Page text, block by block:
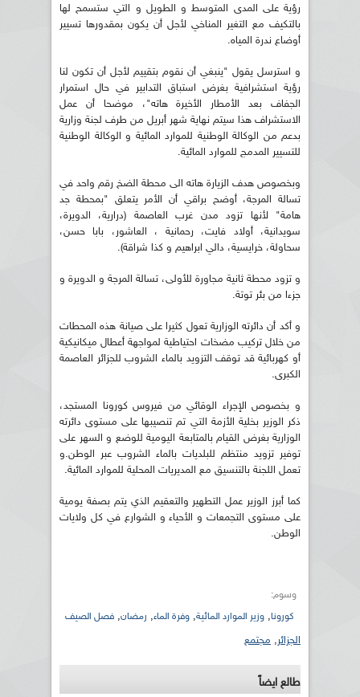
رؤية على المدى المتوسط و الطويل و التي ستسمح لها
بالتكيف مع التغير المناخي لأجل أن يكون بمقدورها تسيير
أوضاع ندرة المياه.
و استرسل يقول "ينبغي أن نقوم بتقييم لأجل أن تكون لنا
رؤية استشرافية بغرض استباق التدابير في حال استمرار
الجفاف بعد الأمطار الأخيرة هاته"، موضحا أن عمل
الاستشراف هذا سيتم نهاية شهر أبريل من طرف لجنة وزارية
بدعم من الوكالة الوطنية للموارد المائية و الوكالة الوطنية
للتسيير المدمج للموارد المائية.
وبخصوص هدف الزيارة هاته الى محطة الضخ رقم واحد في
تسالة المرجة، أوضح براقي أن الأمر يتعلق "بمحطة جد
هامة" لأنها تزود مدن غرب العاصمة (درارية، الدويرة،
سويدانية، أولاد فايت، رحمانية ، العاشور، بابا حسن،
سحاولة، خرايسية، دالي ابراهيم و كذا شراقة).
و تزود محطة ثانية مجاورة للأولى، تسالة المرجة و الدويرة و
جزءا من بئر توتة.
و أكد أن دائرته الوزارية تعول كثيرا على صيانة هذه المحطات
من خلال تركيب مضخات احتياطية لمواجهة أعطال ميكانيكية
أو كهربائية قد توقف التزويد بالماء الشروب للجزائر العاصمة
الكبرى.
و بخصوص الإجراء الوقائي من فيروس كورونا المستجد،
ذكر الوزير بخلية الأزمة التي تم تنصيبها على مستوى دائرته
الوزارية بغرض القيام بالمتابعة اليومية للوضع و السهر على
توفير تزويد منتظم للبلديات بالماء الشروب عبر الوطن.و
تعمل اللجنة بالتنسيق مع المديريات المحلية للموارد المائية.
كما أبرز الوزير عمل التطهير والتعقيم الذي يتم بصفة يومية
على مستوى التجمعات و الأحياء و الشوارع في كل ولايات
الوطن.
وسوم:
كورونا, وزير الموارد المائية, وفرة الماء, رمضان, فصل الصيف
الجزائر, مجتمع
طالع ايضاً